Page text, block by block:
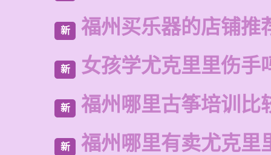
新 福州买乐器的店铺推
新 女孩学尤克里里伤手
新 福州哪里古筝培训比
新 福州哪里有卖尤克里